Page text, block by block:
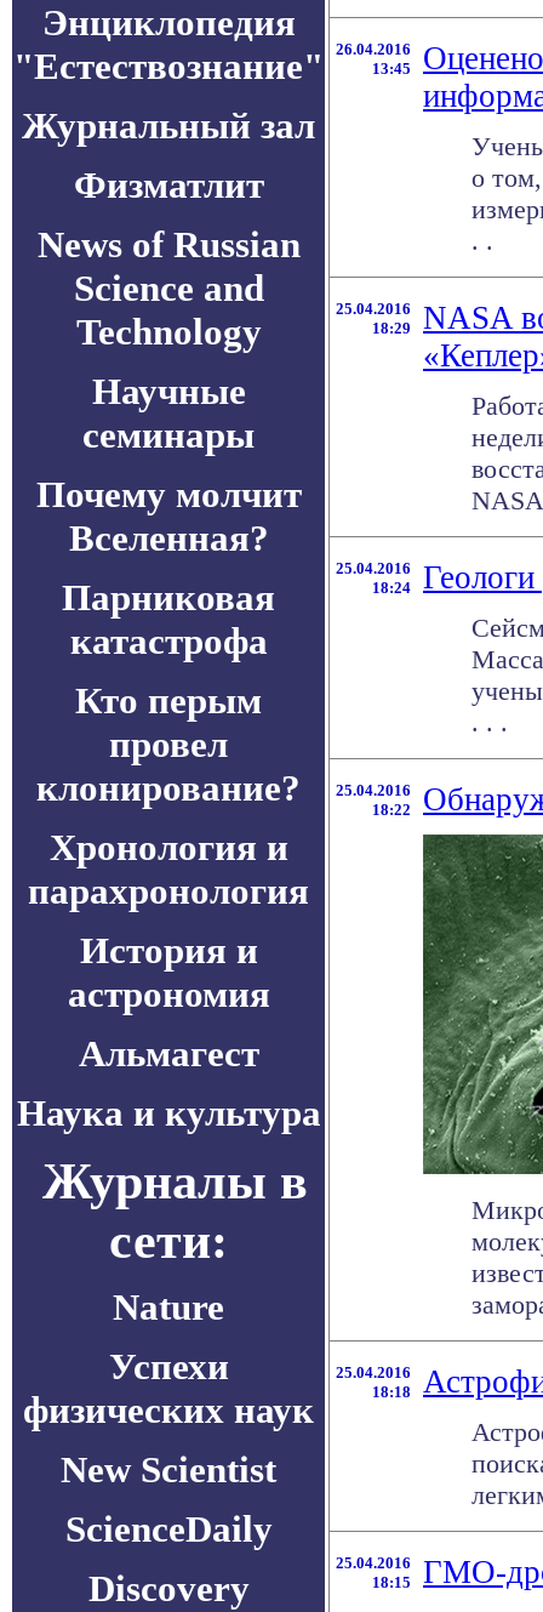
Энциклопедия
"Естествознание"
Журнальный зал
Физматлит
News of Russian
Science and
Technology
Научные
семинары
Почему молчит
Вселенная?
Парниковая
катастрофа
Кто перым
провел
клонирование?
Хронология и
парахронология
История и
астрономия
Альмагест
Наука и культура
Журналы в
сети:
Nature
Успехи
физических наук
New Scientist
ScienceDaily
Discovery
26.04.2016
13:45
о
. .
25.04.2016
18:29
NASA
25.04.2016
18:24
. . .
25.04.2016
18:22
25.04.2016
18:18
25.04.2016
18:15
ГМО-